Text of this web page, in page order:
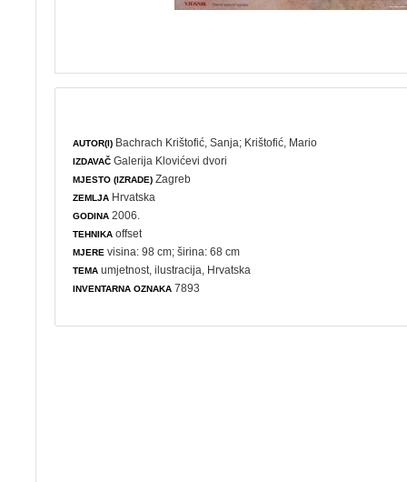
AUTOR(I) Bachrach Krištofić, Sanja; Krištofić, Mario
IZDAVAČ Galerija Klovićevi dvori
MJESTO (IZRADE) Zagreb
ZEMLJA Hrvatska
GODINA 2006.
TEHNIKA offset
MJERE visina: 98 cm; širina: 68 cm
TEMA umjetnost ,ilustracija , Hrvatska
INVENTARNA OZNAKA 7893